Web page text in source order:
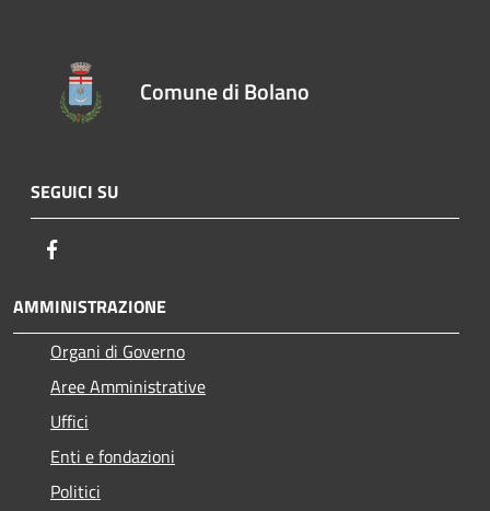
Comune di Bolano
SEGUICI SU
AMMINISTRAZIONE
Organi di Governo
Aree Amministrative
Uffici
Enti e fondazioni
Politici